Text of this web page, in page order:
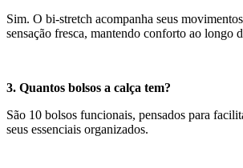
Sim. O bi-stretch acompanha seus
sensação fresca, mantendo conforto ao longo
3. Quantos bolsos a calça tem?
São 10 bolsos funcionais, pensados para
seus essenciais organizados.